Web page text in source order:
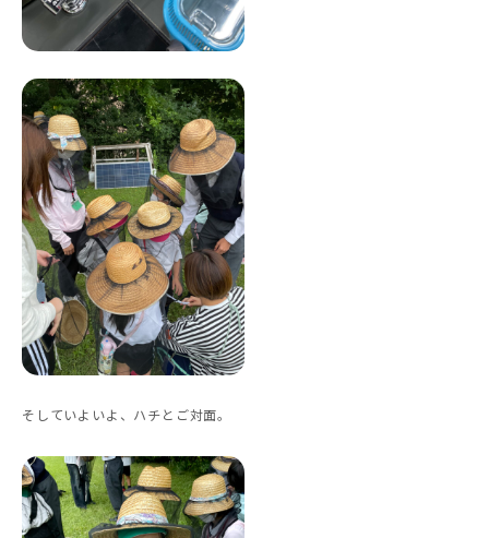
そしていよいよ、ハチとご対面。